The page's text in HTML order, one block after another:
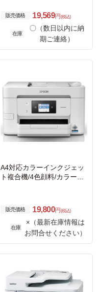
販売価格 19,569円 (税込)
在庫
〇（数日以内に納
期ご連絡）
A4対応カラーインクジェッ
ト複合機/4色顔料/カラー21
7型タッチパネル
販売価格 19,800円 (税込)
在庫
×（最新在庫情報は
お問合せください）